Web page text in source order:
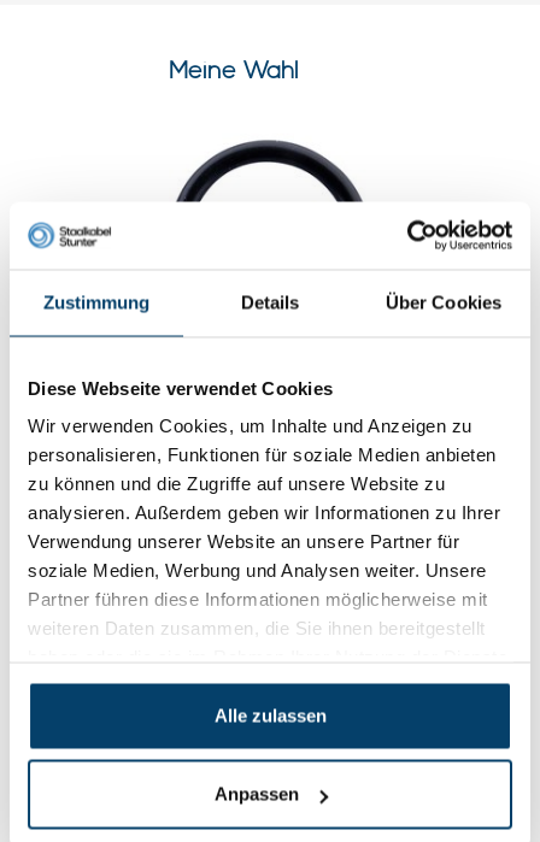
Zustimmung Details Über Cookies
Diese Webseite verwendet Cookies
Wir verwenden Cookies, um Inhalte und Anzeigen zu
personalisieren, Funktionen für soziale Medien anbieten
zu können und die Zugriffe auf unsere Website zu
analysieren. Außerdem geben wir Informationen zu Ihrer
Verwendung unserer Website an unsere Partner für
soziale Medien, Werbung und Analysen weiter. Unsere
Partner führen diese Informationen möglicherweise mit
weiteren Daten zusammen, die Sie ihnen bereitgestellt
gesammelt haben.
Alle zulassen
Anpassen
Meine Wahl
Schwarz verzinkte Ringe 20mm
0,31 Auf Lager
Im Warenkorb
Verwandte Produkte